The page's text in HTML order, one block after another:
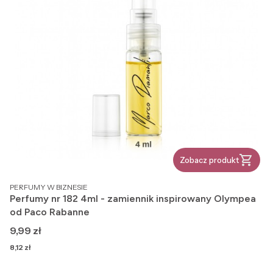
Zobacz produkt
PRODUCENT
PERFUMY W BIZNESIE
Perfumy nr 182 4ml - zamiennik inspirowany Olympea
od Paco Rabanne
Cena
9,99 zł
Cena
8,12 zł